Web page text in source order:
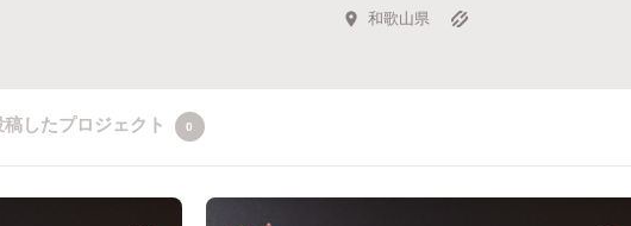
キュレーターから探す
和歌山県
稿したプロジェクト 0